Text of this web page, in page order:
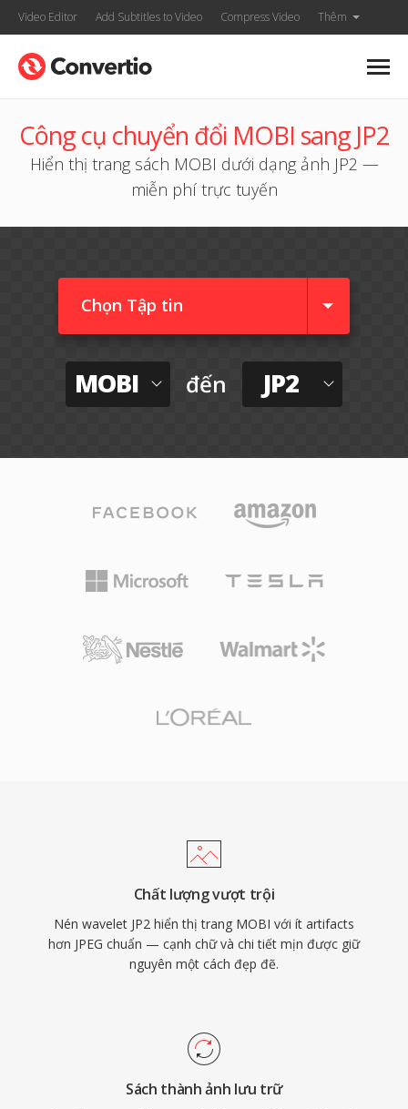
Video Editor Add Subtitles to Video Compress Video Thêm
Công cụ chuyển đổi MOBI sang JP2
Hiển thị trang sách MOBI dưới dạng ảnh JP2 —
miễn phí trực tuyến
Chọn Tập tin
MOBI đến JP2
Chất lượng vượt trội
Nén wavelet JP2 hiển thị trang MOBI với ít artifacts
hơn JPEG chuẩn — cạnh chữ và chi tiết mịn được giữ
nguyên một cách đẹp đẽ.
Sách thành ảnh lưu trữ